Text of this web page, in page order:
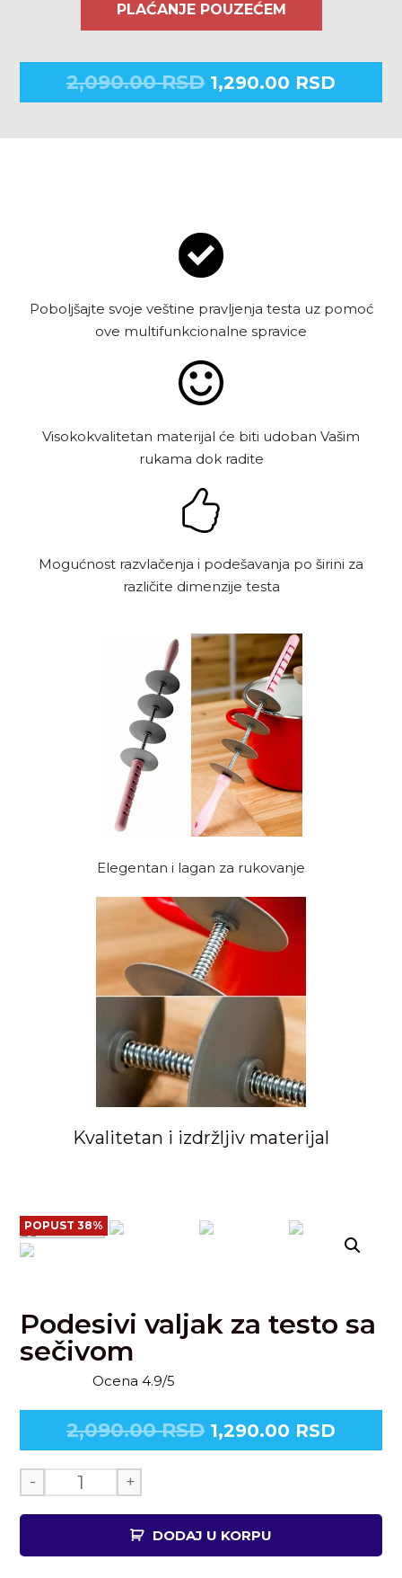
PLAĆANJE POUZEĆEM
2,090.00RSD 1,290.00 RSD
Poboljšajte svoje veštine pravljenja testa uz pomoć
ove multifunkcionalne spravice
Visokokvalitetan materijal će biti udoban Vašim
rukama dok radite
Mogućnost razvlačenja i podešavanja po širini za
različite dimenzije testa
Elegentan i lagan za rukovanje
Kvalitetan i izdržljiv materijal
POPUST 38%
Podesivi valjak za testo sa
sečivom
Ocena 4.9/5
2,090.00RSD 1,290.00 RSD
- +
DODAJ U KORPU